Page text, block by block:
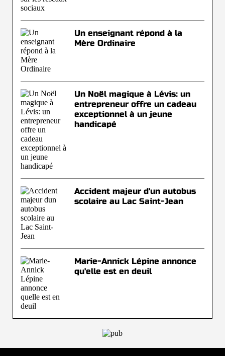
Un enseignant répond à la
Mère Ordinaire
Un Noël magique à Lévis: un
entrepreneur offre un cadeau
exceptionnel à un jeune
handicapé
Accident majeur d'un autobus
scolaire au Lac Saint-Jean
Marie-Annick Lépine annonce
qu'elle est en deuil